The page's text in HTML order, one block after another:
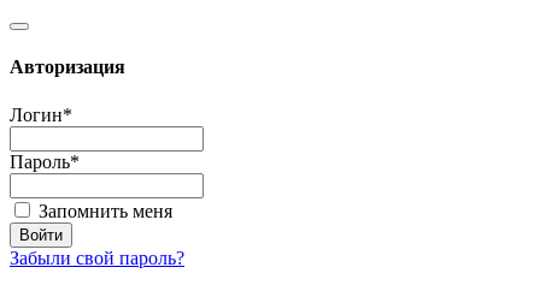
Авторизация
Логин*
Пароль*
Запомнить меня
Забыли свой пароль?